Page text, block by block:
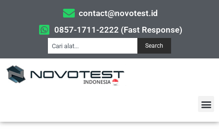
contact@novotest.id
0857-1711-2222 (Fast Response)
Search